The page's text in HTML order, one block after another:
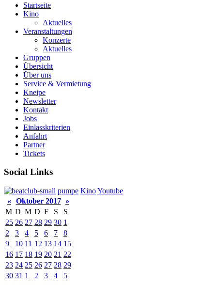
Startseite
Kino
Aktuelles
Veranstaltungen
Konzerte
Aktuelles
Gruppen
Übersicht
Über uns
Service & Vermietung
Kneipe
Newsletter
Kontakt
Jobs
Einlasskriterien
Anfahrt
Partner
Tickets
Social Links
pumpe KinoYoutube
« Oktober 2017 »
M D M D F S
S
25 26 27 28 29 30 1
2
3 4 5 6 7
8
9
10 11 12 13 14 15
16 17 18 19 20 21 22
23 24 25 26 27 28 29
30 31 1 2 3 4 5